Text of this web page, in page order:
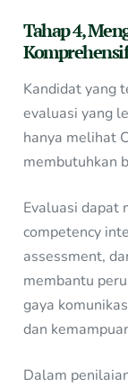
Tahap 4,
Komprehensif
Kandidat yang
evaluasi yang
hanya melihat
membutuhkan
Evaluasi dapat
competency
assessment,
membantu
gaya
dan
Dalam